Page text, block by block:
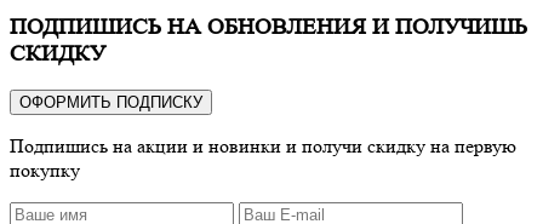
ПОДПИШИСЬ НА ОБНОВЛЕНИЯ И ПОЛУЧИШЬ
СКИДКУ
ОФОРМИТЬ ПОДПИСКУ
Подпишись на акции и новинки и получи скидку на первую
покупку